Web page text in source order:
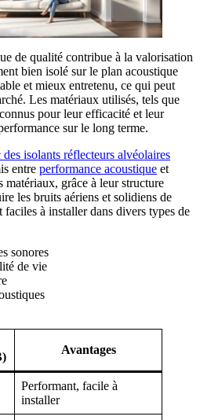
de qualité contribue à la valorisation
bien isolé sur le plan acoustique
et mieux entretenu, ce qui peut
Les matériaux utilisés, tels que
pour leur efficacité et leur
sur le long terme.
isolants réflecteurs alvéolaires
entre performance acoustique et
grâce à leur structure
les bruits aériens et solidiens de
à installer dans divers types de
sonores
de vie
Avantages
Performant, facile à
installer